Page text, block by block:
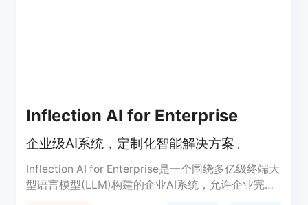
Inflection AI for Enterprise
企业级AI系统，定制化智能解决方案。
Inflection AI for Enterprise是一个围绕多亿级终端大
型语言模型(LLM)构建的企业AI系统，允许企业完全